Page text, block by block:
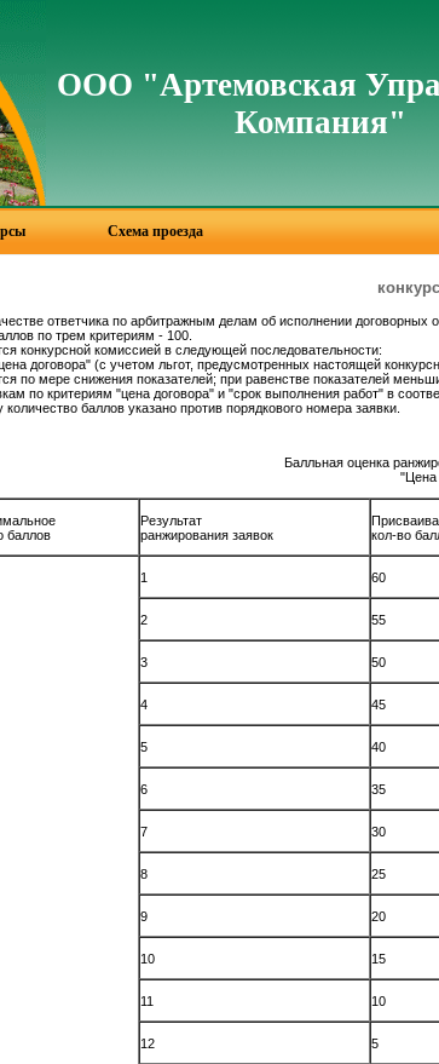
ООО "Артемовская
Компания"
Схема проезда
ответчика по арбитражным делам об исполнении
по трем критериям - 100.
конкурсной комиссией в следующей последовательности:
договора" (с учетом льгот, предусмотренных настоящей
по мере снижения показателей; при равенстве показателей
по критериям "цена договора" и "срок выполнения работ" в
баллов указано против порядкового номера заявки.
Балльная оценка
"Цена
баллов
Результат
ранжирования заявок
кол-во
1 60
2 55
3 50
4 45
5 40
6 35
7 30
8 25
9 20
10 15
11 10
12 5